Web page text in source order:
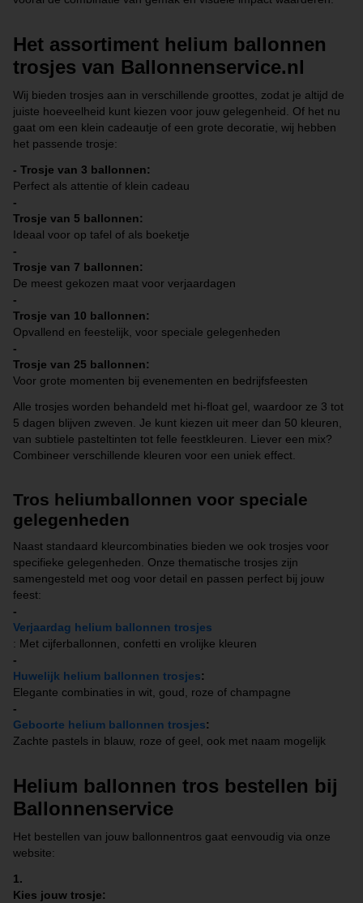
Het assortiment helium ballonnen
trosjes van Ballonnenservice.nl
Wij bieden trosjes aan in verschillende groottes, zodat je altijd de
juiste hoeveelheid kunt kiezen voor jouw gelegenheid. Of het nu
gaat om een klein cadeautje of een grote decoratie, wij hebben
het passende trosje:
- Trosje van 3 ballonnen:
Perfect als attentie of klein cadeau
-
Trosje van 5 ballonnen:
Ideaal voor op tafel of als boeketje
-
Trosje van 7 ballonnen:
De meest gekozen maat voor verjaardagen
-
Trosje van 10 ballonnen:
Opvallend en feestelijk, voor speciale gelegenheden
-
Trosje van 25 ballonnen:
Voor grote momenten bij evenementen en bedrijfsfeesten
Alle trosjes worden behandeld met hi-float gel, waardoor ze 3 tot
5 dagen blijven zweven. Je kunt kiezen uit meer dan 50 kleuren,
van subtiele pasteltinten tot felle feestkleuren. Liever een mix?
Combineer verschillende kleuren voor een uniek effect.
Tros heliumballonnen voor speciale
gelegenheden
Naast standaard kleurcombinaties bieden we ook trosjes voor
specifieke gelegenheden. Onze thematische trosjes zijn
samengesteld met oog voor detail en passen perfect bij jouw
feest:
-
Verjaardag helium ballonnen trosjes
: Met cijferballonnen, confetti en vrolijke kleuren
-
Huwelijk helium ballonnen trosjes:
Elegante combinaties in wit, goud, roze of champagne
-
Geboorte helium ballonnen trosjes:
Zachte pastels in blauw, roze of geel, ook met naam mogelijk
Helium ballonnen tros bestellen bij
Ballonnenservice
Het bestellen van jouw ballonnentros gaat eenvoudig via onze
website:
1.
Kies jouw trosje: